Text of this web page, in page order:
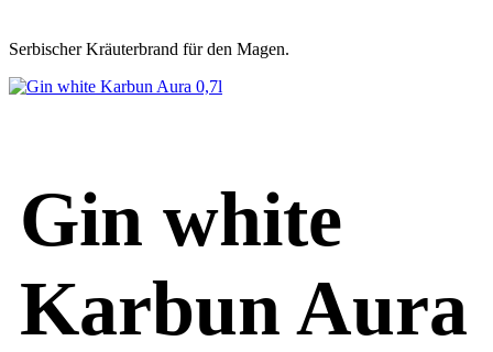
Serbischer Kräuterbrand für den Magen.
Gin white
Karbun Aura